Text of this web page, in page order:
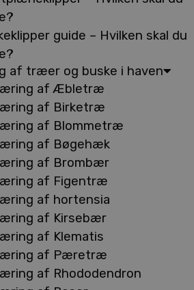
guide – Hvilken skal du
af træer og buske i haven
af Æbletræ
af Birketræ
af Blommetræ
af Bøgehæk
af Brombær
af Figentræ
af hortensia
af Kirsebær
af Klematis
af Pæretræ
af Rhododendron